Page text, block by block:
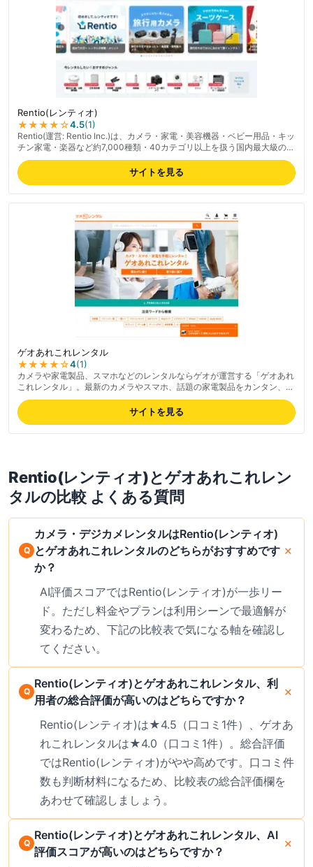
Rentio(レンティオ)
★★★★☆4.5(1)
Rentio(運営: Rentio Inc.)は、カメラ・家電・美容機器・ベビー用品・キッ
チン家電・楽器など約7,000種類・40カテゴリ以上を扱う国内最大級のレ
ンタル専門サービス。最短1日から選べるワンタイムプランと1ヶ月単位の
月額制プランの2軸で、用途に応じて使い分け可能。返却時の送料は無
料、最短翌日出荷(北海道・離島は翌々日)。月間利用者は約15万人、顧客
評価★4.7、1年以内リピート率55%。「トラブルあんしん宣言」で故障・
破損サポートも完備。気に入った商品はレンタル中の購入オプションあ
り。最新の料金は公式サイトでご確認ください。
サイトを見る
ゲオあれこれレンタル
★★★★☆4(1)
カメラや家電製品、スマホなどのレンタルならゲオが運営する「ゲオあれ
これレンタル」。最新のカメラやスマホ、話題の家電製品をカンタン、お
得にレンタルして利用したり試したりできます。
サイトを見る
Rentio(レンティオ)とゲオあれこれレン
タルの比較 よくある質問
カメラ・デジカメレンタルはRentio(レンティオ)
とゲオあれこれレンタルのどちらがおすすめです
か？
AI評価スコアではRentio(レンティオ)が一歩リー
ド。ただし料金やプランは利用シーンで最適解が
変わるため、下記の比較表で気になる軸を確認し
てください。
Rentio(レンティオ)とゲオあれこれレンタル、利
用者の総合評価が高いのはどちらですか？
Rentio(レンティオ)は★4.5（口コミ1件）、ゲオあ
れこれレンタルは★4.0（口コミ1件）。総合評価
ではRentio(レンティオ)がやや高めです。口コミ件
数も判断材料になるため、比較表の総合評価欄を
あわせて確認しましょう。
Rentio(レンティオ)とゲオあれこれレンタル、AI
評価スコアが高いのはどちらですか？